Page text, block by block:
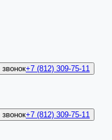
+7 (812) 309-75-11
+7 (812) 309-75-11